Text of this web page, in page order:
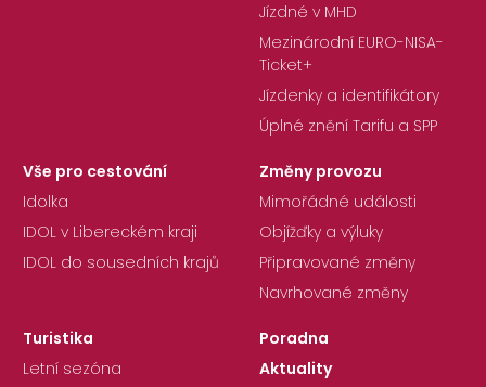
Jízdné v MHD
Mezinárodní EURO-NISA-
Ticket+
Jízdenky a identifikátory
Úplné znění Tarifu a SPP
Vše pro cestování
Idolka
IDOL v Libereckém kraji
IDOL do sousedních krajů
Změny provozu
Mimořádné události
Objížďky a výluky
Připravované změny
Navrhované změny
Turistika
Letní sezóna
Poradna
Aktuality